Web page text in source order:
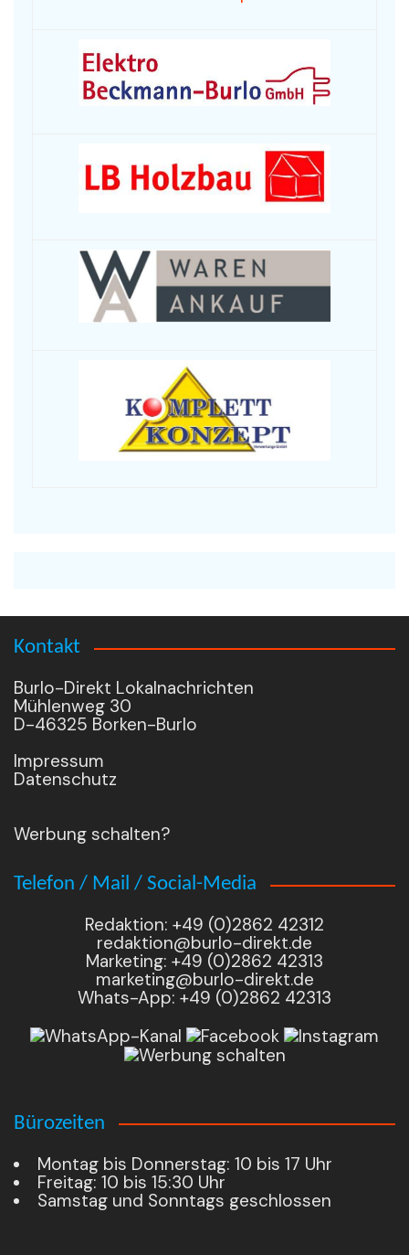
Kontakt
Burlo-Direkt Lokalnachrichten
Mühlenweg 30
D-46325 Borken-Burlo
Impressum
Datenschutz
Werbung schalten?
Telefon / Mail / Social-Media
Redaktion: +49 (0)2862 42312
redaktion@burlo-direkt.de
Marketing: +49 (0)2862 42313
marketing@burlo-direkt.de
Whats-App: +49 (0)2862 42313
Bürozeiten
Montag bis Donnerstag: 10 bis 17 Uhr
Freitag: 10 bis 15:30 Uhr
Samstag und Sonntags geschlossen